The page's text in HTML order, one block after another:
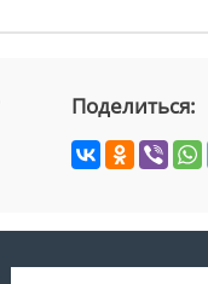
Поделиться: